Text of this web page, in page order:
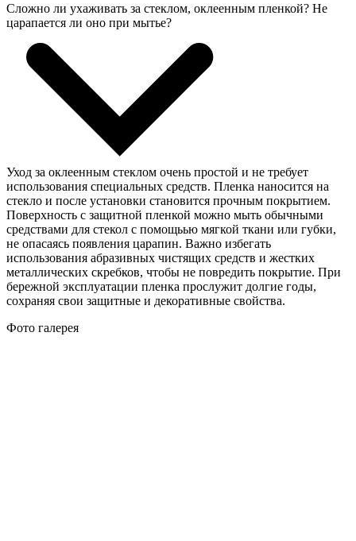
Сложно ли ухаживать за стеклом, оклеенным пленкой? Не
царапается ли оно при мытье?
Уход за оклеенным стеклом очень простой и не требует
использования специальных средств. Пленка наносится на
стекло и после установки становится прочным покрытием.
Поверхность с защитной пленкой можно мыть обычными
средствами для стекол с помощьью мягкой ткани или губки,
не опасаясь появления царапин. Важно избегать
использования абразивных чистящих средств и жестких
металлических скребков, чтобы не повредить покрытие. При
бережной эксплуатации пленка прослужит долгие годы,
сохраняя свои защитные и декоративные свойства.
Фото галерея